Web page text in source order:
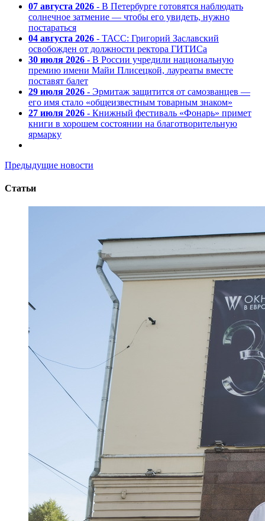
07 августа 2026 - В Петербурге готовятся наблюдать
солнечное затмение — чтобы его увидеть, нужно
постараться
04 августа 2026 - ТАСС: Григорий Заславский
освобожден от должности ректора ГИТИСа
30 июля 2026 - В России учредили национальную
премию имени Майи Плисецкой, лауреаты вместе
поставят балет
29 июля 2026 - Эрмитаж защитится от самозванцев —
его имя стало «общеизвестным товарным знаком»
27 июля 2026 - Книжный фестиваль «Фонарь» примет
книги в хорошем состоянии на благотворительную
ярмарку
Предыдущие новости
Статьи